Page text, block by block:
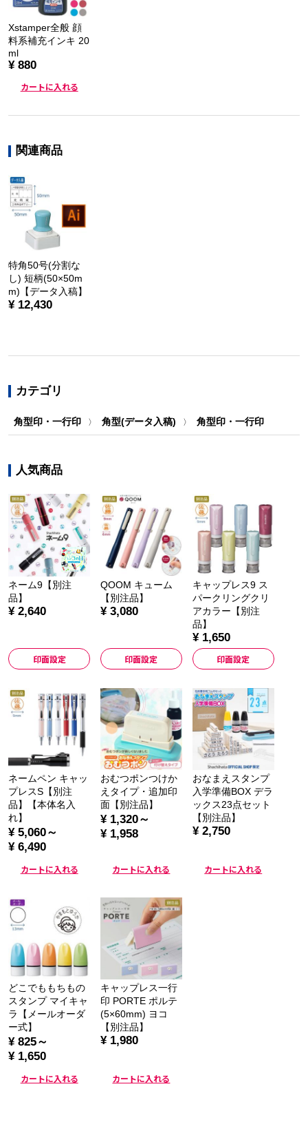
Xstamper全般 顔
料系補充インキ 20
ml
¥ 880
カートに入れる
関連商品
特角50号(分割な
し) 短柄(50×50m
m)【データ入稿】
¥ 12,430
カテゴリ
角型印・一行印 〉 角型(データ入稿) 〉 角型印・一行印
人気商品
ネーム9【別注
品】
¥ 2,640
印面設定
QOOM キューム
【別注品】
¥ 3,080
印面設定
キャップレス9 ス
パークリングクリ
アカラー【別注
品】
¥ 1,650
印面設定
ネームペン キャッ
プレスS【別注
品】【本体名入
れ】
¥ 5,060～
¥ 6,490
カートに入れる
おむつポンつけか
えタイプ・追加印
面【別注品】
¥ 1,320～
¥ 1,958
カートに入れる
おなまえスタンプ
入学準備BOX デラ
ックス23点セット
【別注品】
¥ 2,750
カートに入れる
どこでももちもの
スタンプ マイキャ
ラ【メールオーダ
ー式】
¥ 825～
¥ 1,650
カートに入れる
キャップレス一行
印 PORTE ポルテ
(5×60mm) ヨコ
【別注品】
¥ 1,980
カートに入れる